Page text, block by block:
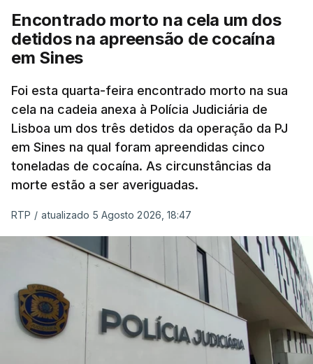
cento dos mais de 20 mil pedidos de reapreciação,
mas Cristina Mota, porta-voz da Missão Escola
Pública, tem dúvidas de que o processo esteja
"Durante o fim de semana e nos últimos dias,
apercebamo-nos que ainda estão a ser
convocados professores para reapreciações"
disse a professora à agência Lusa."Será
praticamente impossível termos a totalidade
Segundo os docentes, o processo de reapreciação
está a enfrentar vários constrangimentos. Há
casos em que faltam os modelos preenchidos
pelos alunos com a alegação justificativa para o
pedido de reapreciação, ou os documentos que os
relatores devem preencher.
Encontrado morto na cela um dos
detidos na apreensão de cocaína
em Sines
Foi esta quarta-feira encontrado morto na sua
cela na cadeia anexa à Polícia Judiciária de
Lisboa um dos três detidos da operação da PJ
em Sines na qual foram apreendidas cinco
toneladas de cocaína. As circunstâncias da
morte estão a ser averiguadas.
RTP / atualizado 5 Agosto 2026, 18:47